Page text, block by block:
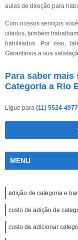
aulas de direção para
Com nossos serviços
citados, também
habilitados. Por isso,
Garantimos a sua
Para saber
Categoria a Rio
Ligue para (11) 5524-4977
MENU
adição de categoria e
custo de adição de
custo de adicionar